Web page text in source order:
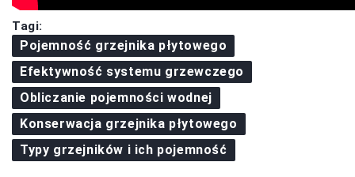
Tagi:
Pojemność grzejnika płytowego
Efektywność systemu grzewczego
Obliczanie pojemności wodnej
Konserwacja grzejnika płytowego
Typy grzejników i ich pojemność